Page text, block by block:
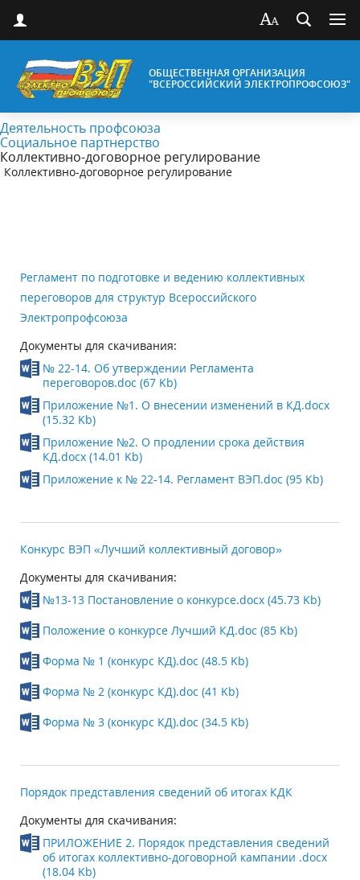
ОБЩЕСТВЕННАЯ ОРГАНИЗАЦИЯ
"ВСЕРОССИЙСКИЙ ЭЛЕКТРОПРОФСОЮЗ"
Деятельность профсоюза
Социальное партнерство
Коллективно-договорное регулирование
Коллективно-договорное регулирование
Регламент по подготовке и ведению коллективных
переговоров для структур Всероссийского
Электропрофсоюза
Документы для скачивания:
№ 22-14. Об утверждении Регламента
переговоров.doc (67 Kb)
Приложение №1. О внесении изменений в КД.docx
(15.32 Kb)
Приложение №2. О продлении срока действия
КД.docx (14.01 Kb)
Приложение к № 22-14. Регламент ВЭП.doc (95 Kb)
Конкурс ВЭП «Лучший коллективный договор»
Документы для скачивания:
№13-13 Постановление о конкурсе.docx (45.73 Kb)
Положение о конкурсе Лучший КД.doc (85 Kb)
Форма № 1 (конкурс КД).doc (48.5 Kb)
Форма № 2 (конкурс КД).doc (41 Kb)
Форма № 3 (конкурс КД).doc (34.5 Kb)
Порядок представления сведений об итогах КДК
Документы для скачивания:
ПРИЛОЖЕНИЕ 2. Порядок представления сведений
об итогах коллективно-договорной кампании .docx
(18.04 Kb)